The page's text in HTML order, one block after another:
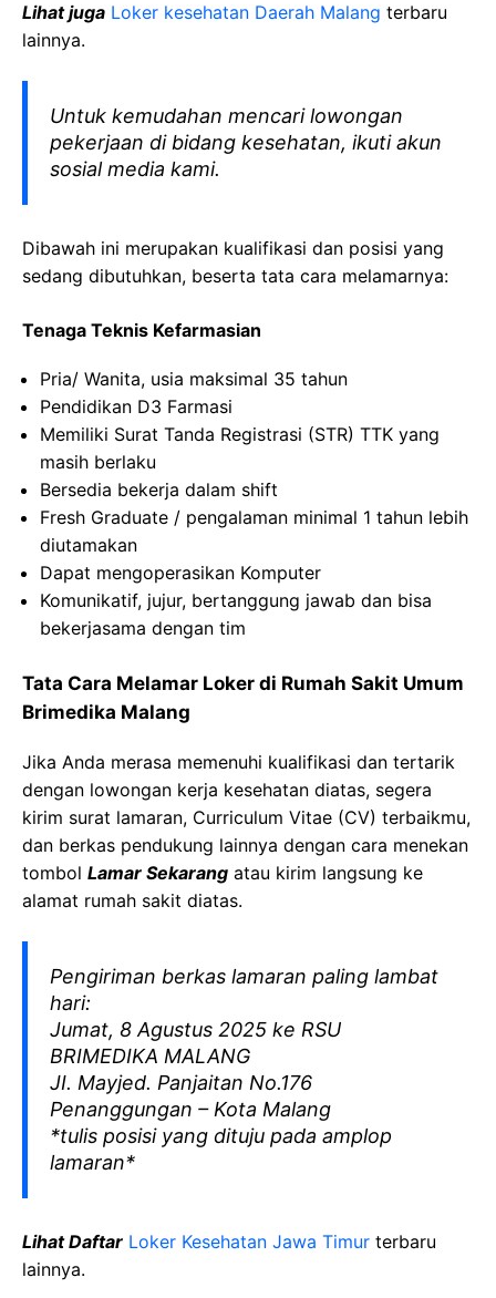
Lihat juga Loker kesehatan Daerah Malang terbaru
lainnya.
Untuk kemudahan mencari lowongan
pekerjaan di bidang kesehatan, ikuti akun
sosial media kami.
Dibawah ini merupakan kualifikasi dan posisi yang
sedang dibutuhkan, beserta tata cara melamarnya:
Tenaga Teknis Kefarmasian
Pria/ Wanita, usia maksimal 35 tahun
Pendidikan D3 Farmasi
Memiliki Surat Tanda Registrasi (STR) TTK yang
masih berlaku
Bersedia bekerja dalam shift
Fresh Graduate / pengalaman minimal 1 tahun lebih
diutamakan
Dapat mengoperasikan Komputer
Komunikatif, jujur, bertanggung jawab dan bisa
bekerjasama dengan tim
Tata Cara Melamar Loker di Rumah Sakit Umum
Brimedika Malang
Jika Anda merasa memenuhi kualifikasi dan tertarik
dengan lowongan kerja kesehatan diatas, segera
kirim surat lamaran, Curriculum Vitae (CV) terbaikmu,
dan berkas pendukung lainnya dengan cara menekan
tombol Lamar Sekarang atau kirim langsung ke
alamat rumah sakit diatas.
Pengiriman berkas lamaran paling lambat
hari:
Jumat, 8 Agustus 2025 ke RSU
BRIMEDIKA MALANG
JI. Mayjed. Panjaitan No.176
Penanggungan – Kota Malang
*tulis posisi yang dituju pada amplop
lamaran*
Lihat Daftar Loker Kesehatan Jawa Timur terbaru
lainnya.